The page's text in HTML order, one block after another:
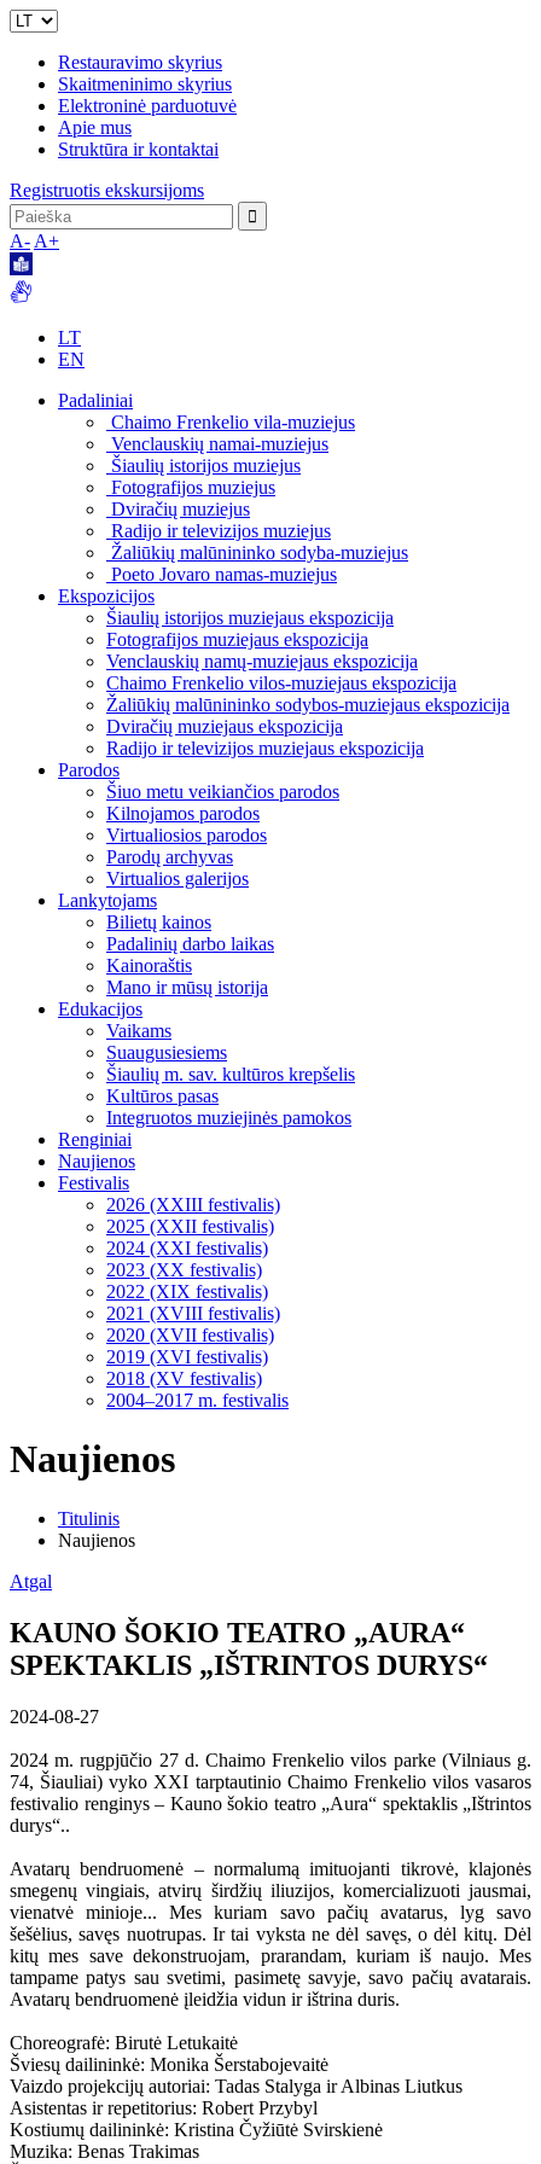
Restauravimo skyrius
Skaitmeninimo skyrius
Elektroninė parduotuvė
Apie mus
Struktūra ir kontaktai
Registruotis ekskursijoms
A- A+
LT
EN
Padaliniai
Chaimo Frenkelio vila-muziejus
Venclauskių namai-muziejus
Šiaulių istorijos muziejus
Fotografijos muziejus
Dviračių muziejus
Radijo ir televizijos muziejus
Žaliūkių malūnininko sodyba-muziejus
Poeto Jovaro namas-muziejus
Ekspozicijos
Šiaulių istorijos muziejaus ekspozicija
Fotografijos muziejaus ekspozicija
Venclauskių namų-muziejaus ekspozicija
Chaimo Frenkelio vilos-muziejaus ekspozicija
Žaliūkių malūnininko sodybos-muziejaus ekspozicija
Dviračių muziejaus ekspozicija
Radijo ir televizijos muziejaus ekspozicija
Parodos
Šiuo metu veikiančios parodos
Kilnojamos parodos
Virtualiosios parodos
Parodų archyvas
Virtualios galerijos
Lankytojams
Bilietų kainos
Padalinių darbo laikas
Kainoraštis
Mano ir mūsų istorija
Edukacijos
Vaikams
Suaugusiesiems
Šiaulių m. sav. kultūros krepšelis
Kultūros pasas
Integruotos muziejinės pamokos
Renginiai
Naujienos
Festivalis
2026 (XXIII festivalis)
2025 (XXII festivalis)
2024 (XXI festivalis)
2023 (XX festivalis)
2022 (XIX festivalis)
2021 (XVIII festivalis)
2020 (XVII festivalis)
2019 (XVI festivalis)
2018 (XV festivalis)
2004–2017 m. festivalis
Naujienos
Titulinis
Naujienos
Atgal
KAUNO ŠOKIO TEATRO „AURA“
SPEKTAKLIS „IŠTRINTOS DURYS“
2024-08-27
2024 m. rugpjūčio 27 d. Chaimo Frenkelio vilos parke (Vilniaus g.
74, Šiauliai) vyko XXI tarptautinio Chaimo Frenkelio vilos vasaros
festivalio renginys – Kauno šokio teatro „Aura“ spektaklis „Ištrintos
durys“..
Avatarų bendruomenė – normalumą imituojanti tikrovė, klajonės
smegenų vingiais, atvirų širdžių iliuzijos, komercializuoti jausmai,
vienatvė minioje... Mes kuriam savo pačių avatarus, lyg savo
šešėlius, savęs nuotrupas. Ir tai vyksta ne dėl savęs, o dėl kitų. Dėl
kitų mes save dekonstruojam, prarandam, kuriam iš naujo. Mes
tampame patys sau svetimi, pasimetę savyje, savo pačių avatarais.
Avatarų bendruomenė įleidžia vidun ir ištrina duris.
Choreografė: Birutė Letukaitė
Šviesų dailininkė: Monika Šerstabojevaitė
Vaizdo projekcijų autoriai: Tadas Stalyga ir Albinas Liutkus
Asistentas ir repetitorius: Robert Przybyl
Kostiumų dailininkė: Kristina Čyžiūtė Svirskienė
Muzika: Benas Trakimas